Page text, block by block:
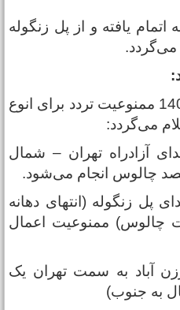
یکطرفه اتمام یافته و از پل زنگوله
- روز جمعه مورخ 1404/04/20 ممنوعیت تردد برای انوع
می‌گردد:
از ابتدای آزادراه تهران – شمال
چالوس انجام می‌شود.
از ابتدای پل زنگوله (انتهای دهانه
ممنوعیت اعمال
از مرزن آباد به سمت تهران یک
به جنوب)